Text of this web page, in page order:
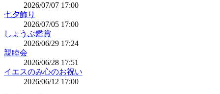
2026/07/07 17:00
七夕飾り
2026/07/05 17:00
しょうぶ鑑賞
2026/06/29 17:24
親睦会
2026/06/28 17:51
イエスのみ心のお祝い
2026/06/12 17:00